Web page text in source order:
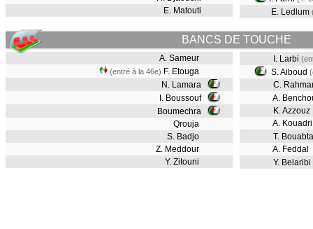
E. Matouti
E. Ledlum
BANCS DE TOUCHE
A. Sameur
(entré à la 46e) F. Etouga
N. Lamara
I. Boussouf
Boumechra
Qrouja
S. Badjo
Z. Meddour
Y. Zitouni
I. Larbi
S. Aiboud
C.
A.
K. Azzouz
A.
T.
A. Feddal
Y. Belaribi